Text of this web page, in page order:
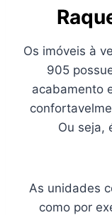
Os imóveis à
905
acabamento
Ou seja,
As unidades
como por